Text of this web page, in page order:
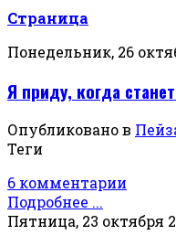
Страница
Понедельник, 26
Я приду, когда
Опубликовано в
Теги
6 комментарии
Подробнее ...
Пятница, 23 октября